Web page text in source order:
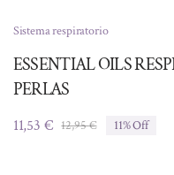
Sistema respiratorio
ESSENTIAL OILS
PERLAS
12,95€El
11,53 €
El
11% Off